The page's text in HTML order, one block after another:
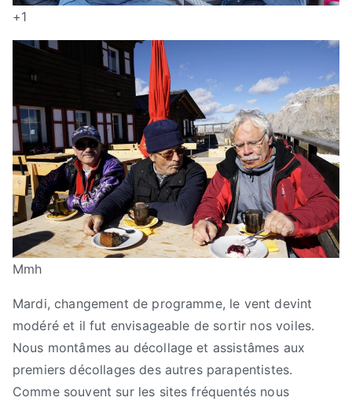
+1
Mmh
Mardi, changement de programme, le vent devint
modéré et il fut envisageable de sortir nos voiles.
Nous montâmes au décollage et assistâmes aux
premiers décollages des autres parapentistes.
Comme souvent sur les sites fréquentés nous